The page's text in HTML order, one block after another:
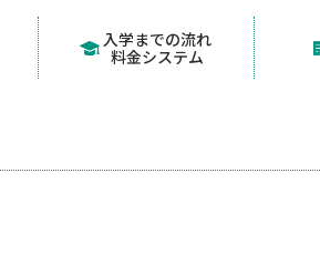
入学までの流れ
料金システム